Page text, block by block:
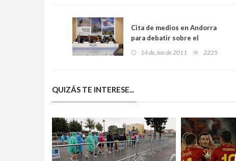
Cita de medios en Andorra
para debatir sobre el
turismo de montaña, de
14 de Jun de 2011 2225
QUIZÁS TE INTERESE...